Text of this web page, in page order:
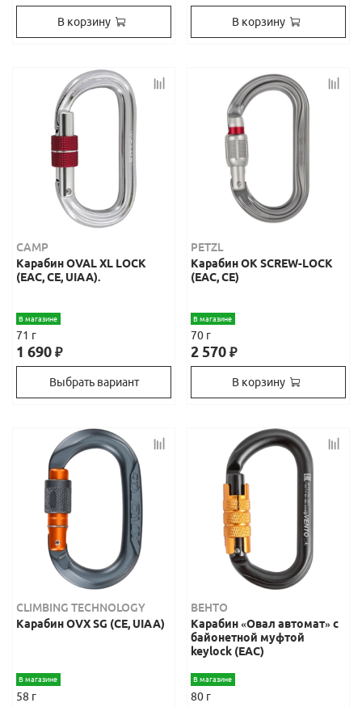
В корзину В корзину
CAMP
Карабин OVAL XL LOCK
(ЕАС, СЕ, UIAA).
В магазине
71 г
1 690₽
Выбрать вариант
PETZL
Карабин OK SCREW-LOCK
(EAC, CE)
В магазине
70 г
2 570₽
В корзину
CLIMBING TECHNOLOGY
Карабин OVX SG (CE, UIAA)
В магазине
58 г
ВЕНТО
Карабин «Овал автомат» с
байонетной муфтой
keylock (ЕАС)
В магазине
80 г